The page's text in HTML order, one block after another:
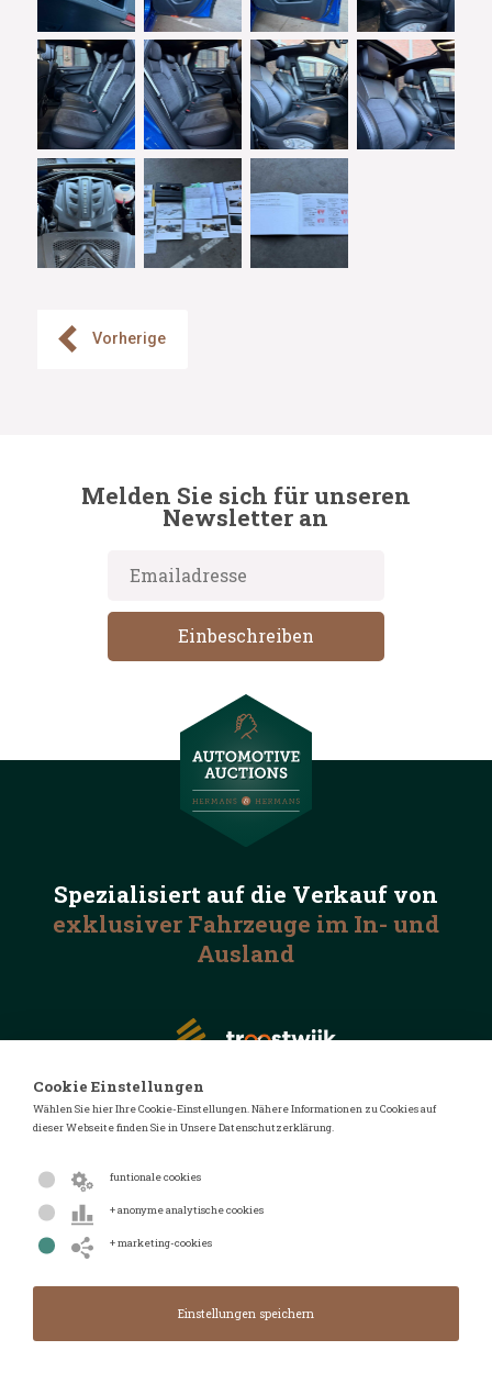
Vorherige
Melden Sie sich für unseren
Newsletter an
Spezialisiert auf die Verkauf von
exklusiver Fahrzeuge im In- und
Ausland
© 2026 Automotive Auctions
Cookie Einstellungen
Wählen Sie hier Ihre Cookie-Einstellungen. Nähere Informationen zu Cookies auf
dieser Webseite finden Sie in Unsere Datenschutzerklärung.
funtionale cookies
+ anonyme analytische cookies
+ marketing-cookies